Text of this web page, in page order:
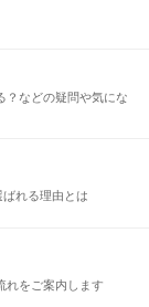
きる」
るはず
？などの疑問や気にな
れる理由とは
れをご案内します